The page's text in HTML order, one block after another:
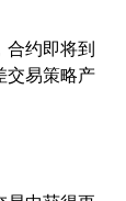
合约即将到
交易策略产